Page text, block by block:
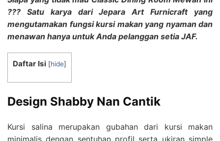
??? Satu karya dari Jepara Art Furnicraft yang
mengutamakan fungsi kursi makan yang nyaman dan
menawan hanya untuk Anda pelanggan setia JAF.
Daftar Isi [hide]
Design Shabby Nan Cantik
Kursi salina merupakan gubahan dari kursi makan
minimalis dengan sentuhan profil serta ukiran simple